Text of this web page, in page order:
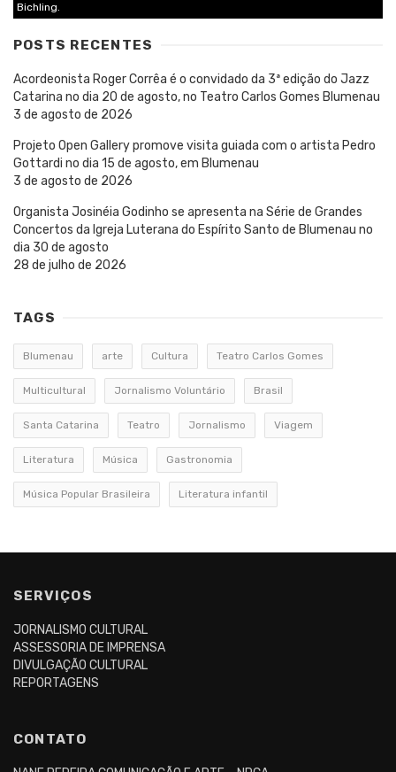
Bichling.
POSTS RECENTES
Acordeonista Roger Corrêa é o convidado da 3ª edição do Jazz
Catarina no dia 20 de agosto, no Teatro Carlos Gomes Blumenau
3 de agosto de 2026
Projeto Open Gallery promove visita guiada com o artista Pedro
Gottardi no dia 15 de agosto, em Blumenau
3 de agosto de 2026
Organista Josinéia Godinho se apresenta na Série de Grandes
Concertos da Igreja Luterana do Espírito Santo de Blumenau no
dia 30 de agosto
28 de julho de 2026
TAGS
Blumenau arte Cultura Teatro Carlos Gomes
Multicultural Jornalismo Voluntário Brasil
Santa Catarina Teatro Jornalismo Viagem
Literatura Música Gastronomia
Música Popular Brasileira Literatura infantil
SERVIÇOS
JORNALISMO CULTURAL
ASSESSORIA DE IMPRENSA
DIVULGAÇÃO CULTURAL
REPORTAGENS
CONTATO